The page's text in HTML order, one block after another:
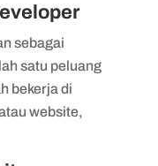
sebagai
satu peluang
bekerja di
website,